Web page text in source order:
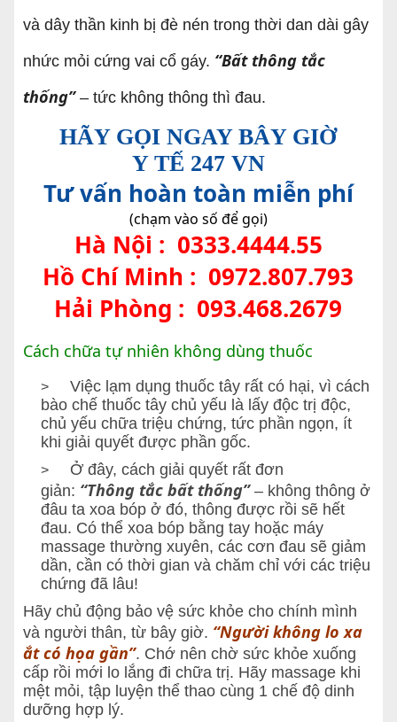
và dây thần kinh bị đè nén trong thời dan dài gây
nhức mỏi cứng vai cổ gáy. “Bất thông tắc
thống”– tức không thông thì đau.
HÃY GỌI NGAY BÂY GIỜ
Y TẾ 247 VN
Tư vấn hoàn toàn miễn phí
(chạm vào số để gọi)
Hà Nội : 0333.4444.55
Hồ Chí Minh : 0972.807.793
Hải Phòng : 093.468.2679
Cách chữa tự nhiên không dùng thuốc
> Việc lạm dụng thuốc tây rất có hại, vì cách
bào chế thuốc tây chủ yếu là lấy độc trị độc,
chủ yếu chữa triệu chứng, tức phần ngọn, ít
khi giải quyết được phần gốc.
> Ở đây, cách giải quyết rất đơn
giản: “Thông tắc bất thống”– không thông ở
đâu ta xoa bóp ở đó, thông được rồi sẽ hết
đau. Có thể xoa bóp bằng tay hoặc máy
massage thường xuyên, các cơn đau sẽ giảm
dần, cần có thời gian và chăm chỉ với các triệu
chứng đã lâu!
Hãy chủ động bảo vệ sức khỏe cho chính mình
và người thân, từ bây giờ. “Người không lo xa
ắt có họa gần”. Chớ nên chờ sức khỏe xuống
cấp rồi mới lo lắng đi chữa trị. Hãy massage khi
mệt mỏi, tập luyện thể thao cùng 1 chế độ dinh
dưỡng hợp lý.